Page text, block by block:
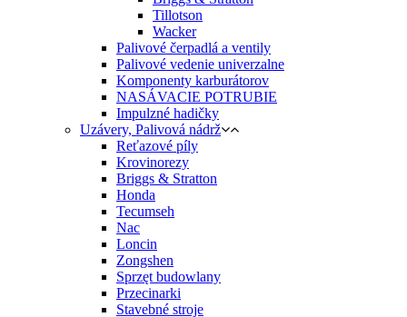
Tillotson
Wacker
Palivové čerpadlá a ventily
Palivové vedenie univerzalne
Komponenty karburátorov
NASÁVACIE POTRUBIE
Impulzné hadičky
Uzávery, Palivová nádrž
Reťazové píly
Krovinorezy
Briggs & Stratton
Honda
Tecumseh
Nac
Loncin
Zongshen
Sprzęt budowlany
Przecinarki
Stavebné stroje